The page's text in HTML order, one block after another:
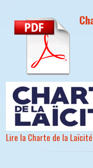
Lire la Charte de la